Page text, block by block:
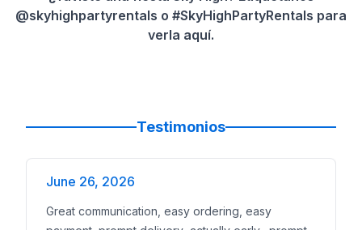
@skyhighpartyrentals o #SkyHighPartyRentals para
verla aquí.
Testimonios
June 26, 2026
Great communication, easy ordering, easy